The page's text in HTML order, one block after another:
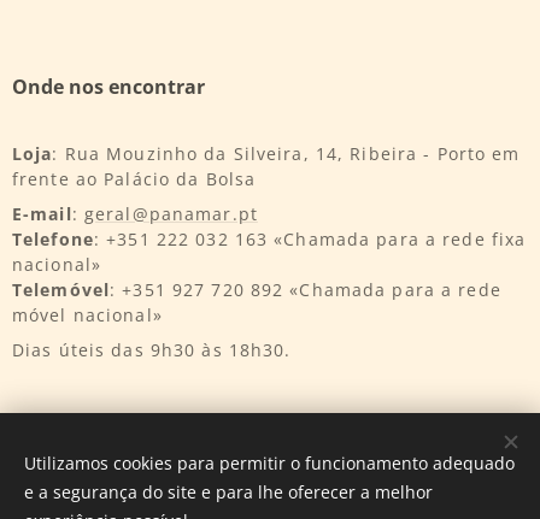
Onde nos encontrar
Loja: Rua Mouzinho da Silveira, 14, Ribeira - Porto em
frente ao Palácio da Bolsa
E-mail: geral@panamar.pt
Telefone: +351 222 032 163 «Chamada para a rede fixa
nacional»
Telemóvel: +351 927 720 892 «Chamada para a rede
móvel nacional»
Dias úteis das 9h30 às 18h30.
Desenvolvido porInnTurtle Cookies
Utilizamos cookies para permitir o funcionamento adequado
e a segurança do site e para lhe oferecer a melhor